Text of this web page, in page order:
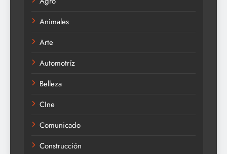
Animales
Arte
Automotríz
Belleza
CIne
Comunicado
Construcción